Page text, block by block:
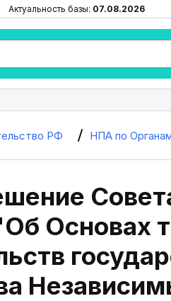
Актуальность базы: 07.08.2026
РФ НПА по
Основах